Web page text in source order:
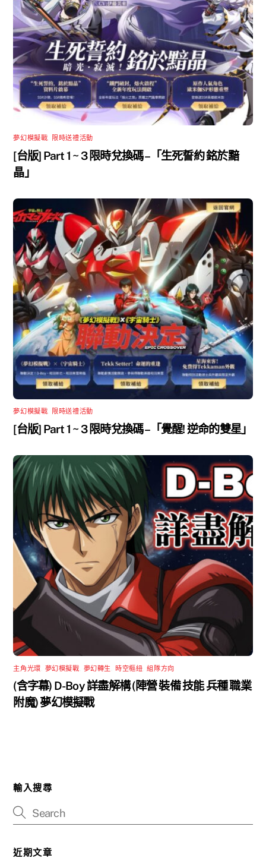
夢幻模擬戰 限時送禮活動
[台版] Part 1 ~ 3 限時兌換碼 –「生死誓約 銘於黯
晶」
夢幻模擬戰 限時送禮活動
[台版] Part 1 ~ 3 限時兌換碼 –「覺醒! 逆命的雙星」
主角光環 夢幻模擬戰 夢幻轉生 ,時空樞紐 ,組隊方向
(含字幕) D-Boy 詳盡解構 (陣營 裝備 技能 兵種 職業
附魔) 夢幻模擬戰
輸入搜尋
近期文章